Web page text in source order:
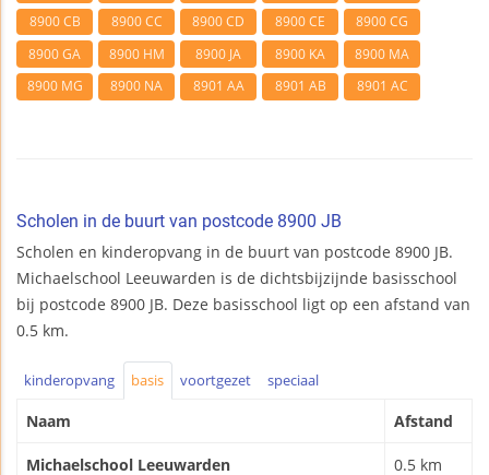
8900 CB
8900 CC 8900 CD 8900 CE
8900 CG
8900 GA
8900 HM 8900 JA 8900 KA
8900 MA
8900 MG
8900 NA 8901 AA 8901 AB 8901 AC
Scholen in de buurt van postcode 8900 JB
Scholen en kinderopvang in de buurt van postcode 8900 JB.
Michaelschool Leeuwarden is de dichtsbijzijnde basisschool
bij postcode 8900 JB. Deze basisschool ligt op een afstand van
0.5 km.
kinderopvang basis voortgezet speciaal
Naam Afstand
Michaelschool Leeuwarden 0.5 km